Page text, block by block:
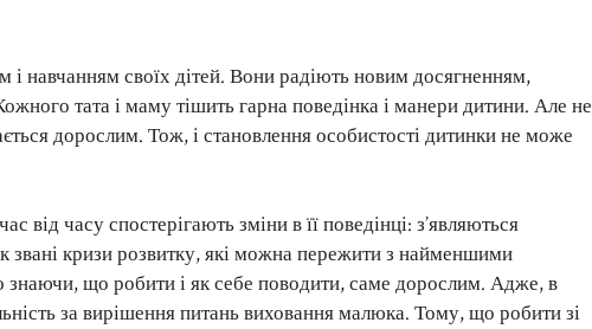
і навчанням своїх дітей. Вони радіють новим досягненням,
тата і маму тішить гарна поведінка і манери дитини. Але не
дорослим. Тож, і становлення особистості дитинки не може
від часу спостерігають зміни в її поведінці: з’являються
звані кризи розвитку, які можна пережити з найменшими
знаючи, що робити і як себе поводити, саме дорослим. Адже, в
за вирішення питань виховання малюка. Тому, що робити зі